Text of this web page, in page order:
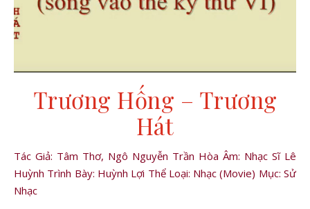
Trương Hống – Trương
Hát
Tác Giả: Tâm Thơ, Ngô Nguyễn Trần Hòa Âm: Nhạc Sĩ Lê
Huỳnh Trình Bày: Huỳnh Lợi Thể Loại: Nhạc (Movie) Mục: Sử
Nhạc